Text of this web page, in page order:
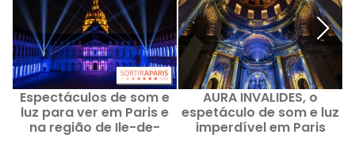
Espectáculos de som e
luz para ver em Paris e
na região de Ile-de-
AURA INVALIDES, o
espetáculo de som e luz
imperdível em Paris